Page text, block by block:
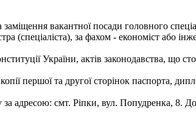
вакантної посади головного
(спеціаліста), за фахом - економіст або
України, актів законодавства, що
першої та другої сторінок паспорта,
адресою: смт. Ріпки, вул. Попудренка, 8.